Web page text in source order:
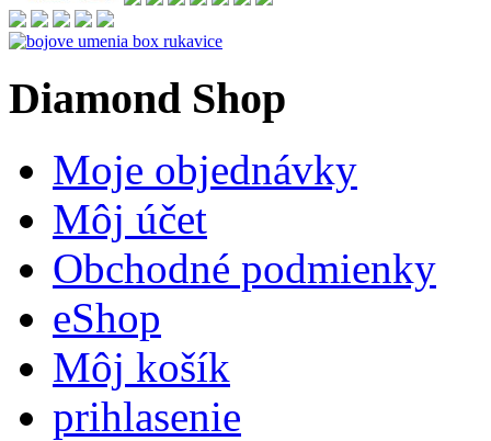
Diamond Shop
Moje objednávky
Môj účet
Obchodné podmienky
eShop
Môj košík
prihlasenie